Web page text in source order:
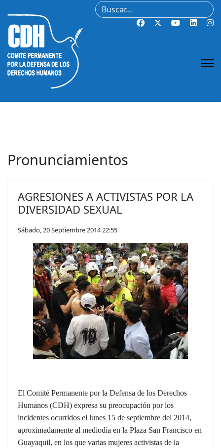
Buscar
Pronunciamientos
AGRESIONES A ACTIVISTAS POR LA
DIVERSIDAD SEXUAL
Sábado, 20 Septiembre 2014 22:55
El Comité Permanente por la Defensa de los Derechos
Humanos (CDH) expresa su preocupación por los
incidentes ocurridos el lunes 15 de septiembre del 2014,
aproximadamente al mediodía en la Plaza San Francisco en
Guayaquil, en los que varias mujeres activistas de la